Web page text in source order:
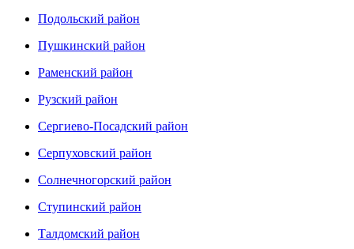
Подольский район
Пушкинский район
Раменский район
Рузский район
Сергиево-Посадский район
Серпуховский район
Солнечногорский район
Ступинский район
Талдомский район